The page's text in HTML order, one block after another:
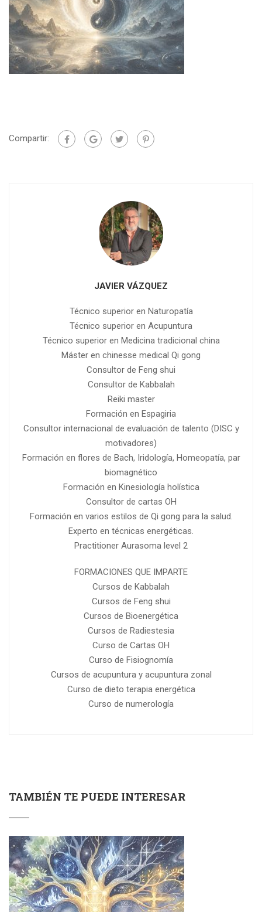
Compartir:
JAVIER VÁZQUEZ
Técnico superior en Naturopatía
Técnico superior en Acupuntura
Técnico superior en Medicina tradicional china
Máster en chinesse medical Qi gong
Consultor de Feng shui
Consultor de Kabbalah
Reiki master
Formación en Espagiria
Consultor internacional de evaluación de talento (DISC y
motivadores)
Formación en flores de Bach, Iridología, Homeopatía, par
biomagnético
Formación en Kinesiología holística
Consultor de cartas OH
Formación en varios estilos de Qi gong para la salud.
Experto en técnicas energéticas.
Practitioner Aurasoma level 2
FORMACIONES QUE IMPARTE
Cursos de Kabbalah
Cursos de Feng shui
Cursos de Bioenergética
Cursos de Radiestesia
Curso de Cartas OH
Curso de Fisiognomía
Cursos de acupuntura y acupuntura zonal
Curso de dieto terapia energética
Curso de numerología
TAMBIÉN TE PUEDE INTERESAR